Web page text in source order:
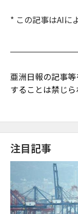
* この記事はAIに
亜洲日報の記事
することは禁じら
注目記事